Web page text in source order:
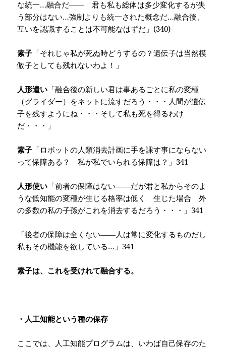
な統一…融合だ―― 君も私も総体は多少変化するが失
う部分はない…強制よりも統一された概念だ…融合後、
互いを認識することは不可能なはずだ」(340)
素子 「それじゃ私が死ぬ時どうするの？遺伝子は当然模
倣子としても残れないわよ！」
人形遣い 「融合後の新しい君は事あるごとに私の変種
（グライダー）をネットに流すだろう・・・人間が遺伝
子を残すようにね・・・そして私も死を得るわけ
だ・・・」
素子 「ロボットの人類消去計画に手を課す事にならない
って保障ある？ 私が私でいられる保障は？」 341
人形使い 「前者の保障はない――だが君と私からそのよ
うな低知能の変種が生じる格率は低く 生じた場合 外
の多数の私の子孫がこれを消去するだろう・・・」 341
「後者の保障は全くない――人は常に変化するものだし
私もその機能を欲している…」 341
素子は、これを受けれて融合する。
・人工知能という種の保存
ここでは、人工知能プログラムは、いわば自己保存のた